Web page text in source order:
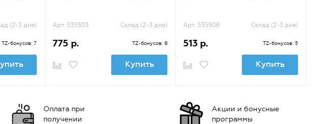
(2-3 дня)
TZ-бонусов: 7
Арт. 535503 Склад (2-3 дня)
775 р. TZ-бонусов: 8
Купить
Арт. 535506 Склад (2-3 дня)
513 р. TZ-бонусов: 5
Купить
Оплата при
получении
Акции и бонусные
программы